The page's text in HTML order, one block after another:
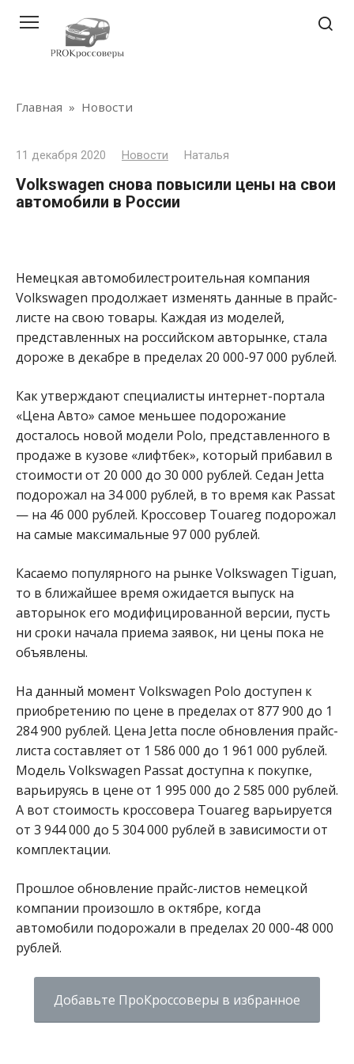
контенту
Главная » Новости
11 декабря 2020 Новости Наталья
Volkswagen снова повысили цены на свои
автомобили в России
Немецкая автомобилестроительная компания
Volkswagen продолжает изменять данные в прайс-
листе на свою товары. Каждая из моделей,
представленных на российском авторынке, стала
дороже в декабре в пределах 20 000-97 000 рублей.
Как утверждают специалисты интернет-портала
«Цена Авто» самое меньшее подорожание
досталось новой модели Polo, представленного в
продаже в кузове «лифтбек», который прибавил в
стоимости от 20 000 до 30 000 рублей. Седан Jetta
подорожал на 34 000 рублей, в то время как Passat
— на 46 000 рублей. Кроссовер Touareg подорожал
на самые максимальные 97 000 рублей.
Касаемо популярного на рынке Volkswagen Tiguan,
то в ближайшее время ожидается выпуск на
авторынок его модифицированной версии, пусть
ни сроки начала приема заявок, ни цены пока не
объявлены.
На данный момент Volkswagen Polo доступен к
приобретению по цене в пределах от 877 900 до 1
284 900 рублей. Цена Jetta после обновления прайс-
листа составляет от 1 586 000 до 1 961 000 рублей.
Модель Volkswagen Passat доступна к покупке,
варьируясь в цене от 1 995 000 до 2 585 000 рублей.
А вот стоимость кроссовера Touareg варьируется
от 3 944 000 до 5 304 000 рублей в зависимости от
комплектации.
Прошлое обновление прайс-листов немецкой
компании произошло в октябре, когда
автомобили подорожали в пределах 20 000-48 000
рублей.
Добавьте ПроКроссоверы в избранное